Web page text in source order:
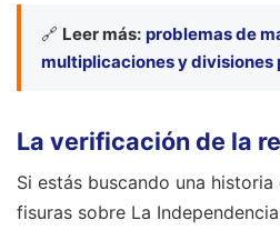
🔗 Leer más: problemas de
multiplicaciones y divisiones
La verificación de la
Si estás buscando una
fisuras sobre La